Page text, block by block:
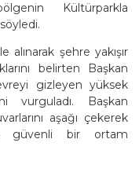
Kültürparkla
alınarak şehre yakışır
belirten Başkan
gizleyen yüksek
vurguladı. Başkan
aşağı çekerek
güvenli bir ortam